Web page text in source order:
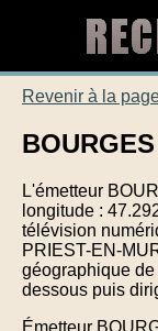
Revenir à la
L'émetteur
longitude :
télévision
PRIEST-EN-
géographique
dessous puis
Émetteur